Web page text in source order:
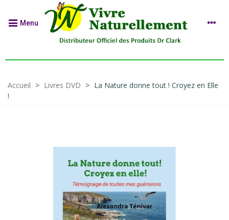
Menu
Accueil > Livres DVD > La Nature donne tout ! Croyez en Elle
!